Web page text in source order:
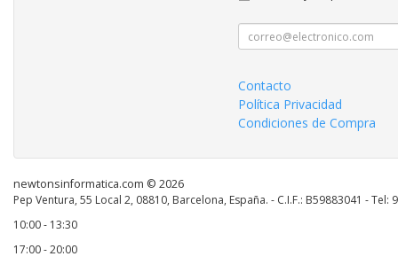
Contacto
Política Privacidad
Condiciones de Compra
newtonsinformatica.com © 2026
Pep Ventura, 55 Local 2, 08810, Barcelona, España. - C.I.F.: B59883041 - Tel:
10:00 - 13:30
17:00 - 20:00